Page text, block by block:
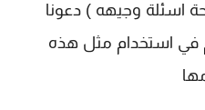
اسئلة وجيهه ) دعونا
في استخدام مثل هذه